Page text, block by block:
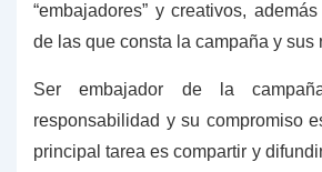
“embajadores” y creativos,
de las que consta la campaña y sus
Ser embajador de la
responsabilidad y su compromiso
principal tarea es compartir y